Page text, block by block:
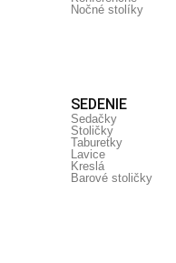
Nočné stolíky
SEDENIE
Sedačky
Stoličky
Taburetky
Lavice
Kreslá
Barové stoličky